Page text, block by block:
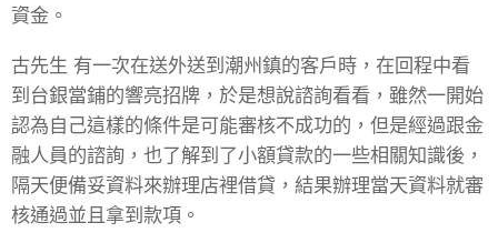
資金。
古先生 有一次在送外送到潮州鎮的客戶時，在回程中看
到台銀當鋪的響亮招牌，於是想說諮詢看看，雖然一開始
認為自己這樣的條件是可能審核不成功的，但是經過跟金
融人員的諮詢，也了解到了小額貸款的一些相關知識後，
隔天便備妥資料來辦理店裡借貸，結果辦理當天資料就審
核通過並且拿到款項。